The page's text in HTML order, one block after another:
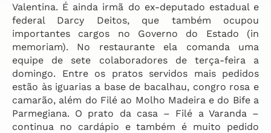
Valentina. É ainda irmã do ex-deputado estadual e
federal Darcy Deitos, que também ocupou
importantes cargos no Governo do Estado (in
memoriam). No restaurante ela comanda uma
equipe de sete colaboradores de terça-feira a
domingo. Entre os pratos servidos mais pedidos
estão às iguarias a base de bacalhau, congro rosa e
camarão, além do Filé ao Molho Madeira e do Bife a
Parmegiana. O prato da casa – Filé a Varanda –
continua no cardápio e também é muito pedido